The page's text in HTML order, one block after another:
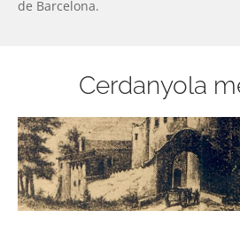
de Barcelona.
Cerdanyola